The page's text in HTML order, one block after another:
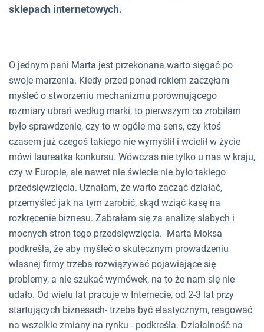
sklepach internetowych.
O jednym pani Marta jest przekonana warto sięgać po
swoje marzenia. Kiedy przed ponad rokiem zaczęłam
myśleć o stworzeniu mechanizmu porównującego
rozmiary ubrań według marki, to pierwszym co zrobiłam
było sprawdzenie, czy to w ogóle ma sens, czy ktoś
czasem już czegoś takiego nie wymyślił i wcielił w życie
mówi laureatka konkursu. Wówczas nie tylko u nas w kraju,
czy w Europie, ale nawet nie świecie nie było takiego
przedsięwzięcia. Uznałam, że warto zacząć działać,
przemyśleć jak na tym zarobić, skąd wziąć kasę na
rozkręcenie biznesu. Zabrałam się za analizę słabych i
mocnych stron tego przedsięwzięcia. Marta Moksa
podkreśla, że aby myśleć o skutecznym prowadzeniu
własnej firmy trzeba rozwiązywać pojawiające się
problemy, a nie szukać wymówek, na to że nam się nie
udało. Od wielu lat pracuje w Internecie, od 2-3 lat przy
startujących biznesach- trzeba być elastycznym, reagować
na wszelkie zmiany na rynku - podkreśla. Działalność na